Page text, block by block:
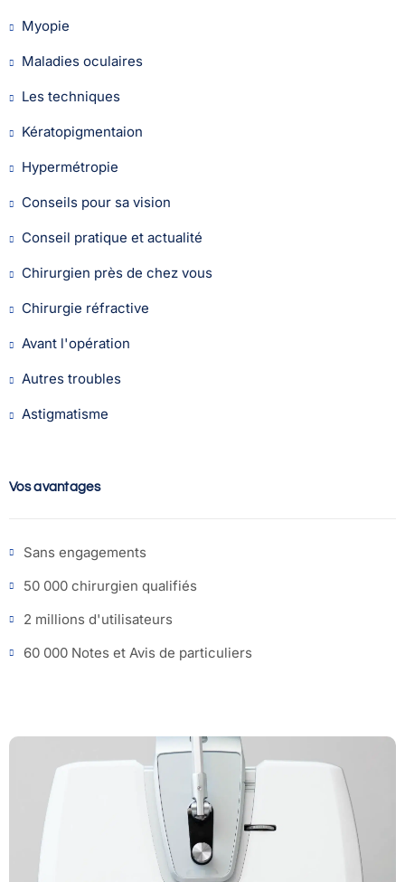
Myopie
Maladies oculaires
Les techniques
Kératopigmentaion
Hypermétropie
Conseils pour sa vision
Conseil pratique et actualité
Chirurgien près de chez vous
Chirurgie réfractive
Avant l'opération
Autres troubles
Astigmatisme
Vos avantages
Sans engagements
50 000 chirurgien qualifiés
2 millions d'utilisateurs
60 000 Notes et Avis de particuliers